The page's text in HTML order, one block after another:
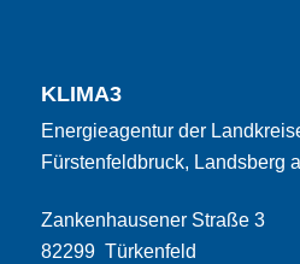
KLIMA3
Energieagentur der
Fürstenfeldbruck, Landsberg
Zankenhausener Straße 3
82299 Türkenfeld